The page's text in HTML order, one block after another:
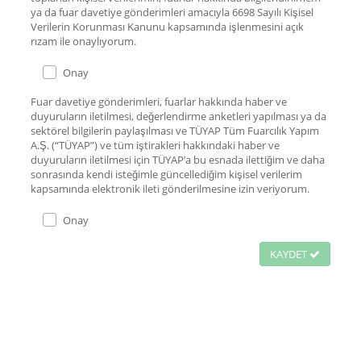
ya da fuar davetiye gönderimleri amacıyla 6698 Sayılı Kişisel
Verilerin Korunması Kanunu kapsamında işlenmesini açık
rızam ile onaylıyorum.
Onay
Fuar davetiye gönderimleri, fuarlar hakkında haber ve
duyuruların iletilmesi, değerlendirme anketleri yapılması ya da
sektörel bilgilerin paylaşılması ve TÜYAP Tüm Fuarcılık Yapım
A.Ş. (“TÜYAP”) ve tüm iştirakleri hakkındaki haber ve
duyuruların iletilmesi için TÜYAP’a bu esnada ilettiğim ve daha
sonrasında kendi isteğimle güncellediğim kişisel verilerim
kapsamında elektronik ileti gönderilmesine izin veriyorum.
Onay
KAYDET